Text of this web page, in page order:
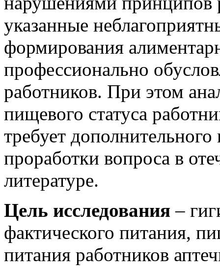
указанные
формирования
профессионально
работников. При этом
пищевого статуса
требует
проработки вопроса в
литературе.
Цель исследования –
фактического питания,
питания работников